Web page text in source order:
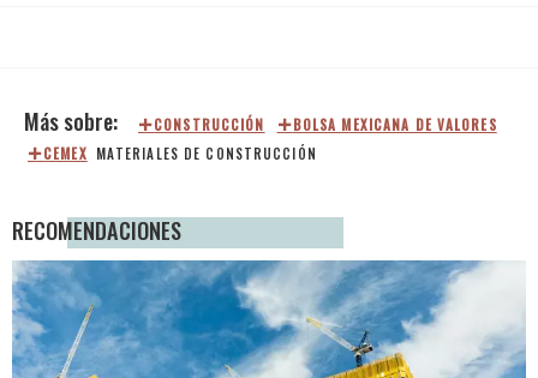
CONSTRUCCIÓN
BOLSA MEXICANA DE VALORES
CEMEX MATERIALES DE CONSTRUCCIÓN
RECOMENDACIONES